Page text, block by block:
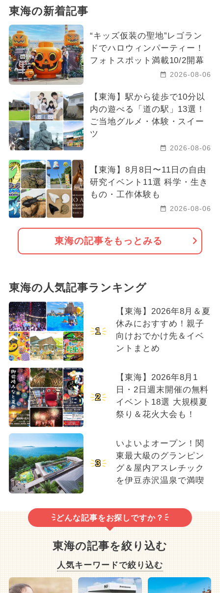
東海の新着記事
“キッズ仮装の聖地”レゴラン
ドでハロウィンパーティー！
フォトスポット満載10/2開幕
2026-08-06
【東海】駅から徒歩で10分以
内の遊べる「道の駅」13選！
ご当地グルメ・体験・スイー
ツ
2026-08-06
【東海】8月8日〜11日の自由
研究イベント11選 科学・生き
もの・工作体験も
2026-08-06
東海の記事をもっとみる
東海の人気記事ランキング
1
【東海】2026年8月＆夏
休みにおすすめ！親子
向けおでかけ先＆イベ
ントまとめ
2
【東海】2026年8月1
日・2日週末開催の無料
イベント18選 大規模夏
祭り＆花火大会も！
3
いよいよオープン！関
東最大級のグランピン
グ＆屋内アスレチック
を伊豆赤沢温泉で満喫
どんな記事をお探しですか？
東海の記事を絞り込む
人気キーワードで絞り込む